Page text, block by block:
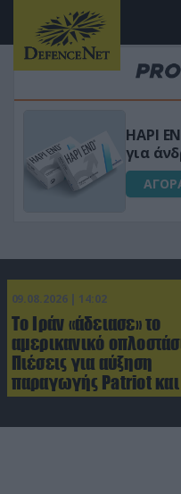
Ultra
09.08.2026 | 14:02
Το Ιράν «άδειασε» το
αμερικανικό
Πιέσεις για αύξηση
παραγωγής Patriot και